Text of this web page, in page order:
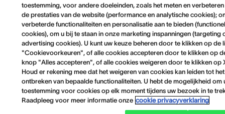
toestemming, voor andere doeleinden, zoals het meten en
de prestaties van de website (performance en analytische cookies);
verbeterde functionaliteiten en personalisatie aan te bieden
cookies), om u bij te staan in onze marketing inspanningen (targeting
advertising cookies). U kunt uw keuze beheren door te klikken op de
"Cookievoorkeuren", of alle cookies accepteren door te klikken op
knop "Alles accepteren", of alle cookies weigeren door te klikken op
Houd er rekening mee dat het weigeren van cookies kan leiden tot het
ontbreken van bepaalde functionaliteiten. U hebt de mogelijkheid om
toestemming voor cookies op elk moment tijdens uw bezoek in te
Raadpleeg voor meer informatie onze cookie privacyverklaring